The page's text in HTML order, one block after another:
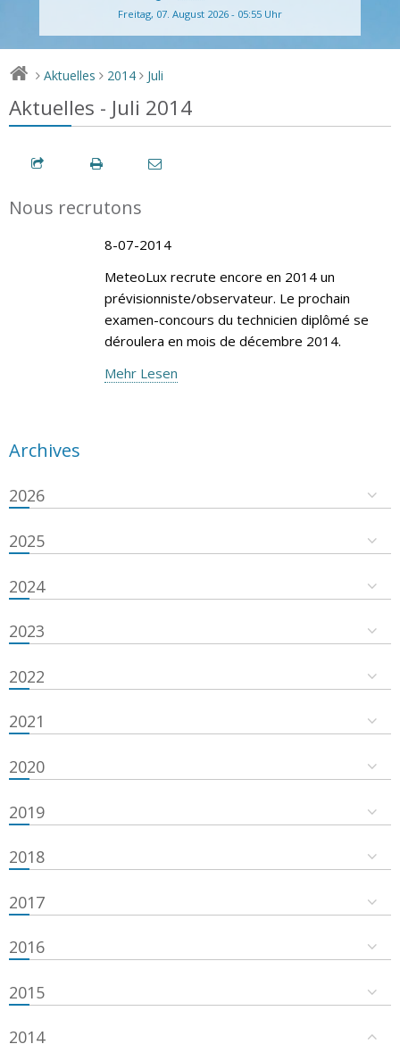
Freitag, 07. August 2026 - 05:55 Uhr
> Aktuelles > 2014 > Juli
Aktuelles - Juli 2014
Nous recrutons
8-07-2014
MeteoLux recrute encore en 2014 un
prévisionniste/observateur. Le prochain
examen-concours du technicien diplômé se
déroulera en mois de décembre 2014.
Mehr Lesen
Archives
2026
2025
2024
2023
2022
2021
2020
2019
2018
2017
2016
2015
2014